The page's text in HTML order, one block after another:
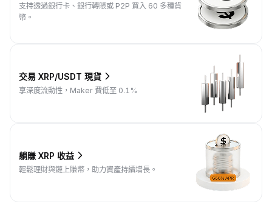
支持透過銀行卡、銀行轉賬或 P2P 買入 60 多種貨
幣。
交易 XRP/USDT 現貨
享深度流動性，Maker 費低至 0.1%
躺賺 XRP 收益
輕鬆理財與鏈上賺幣，助力資產持續增長。